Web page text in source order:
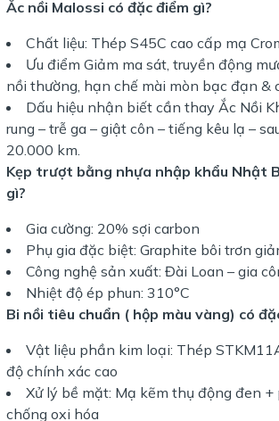
Ắc nồi Malossi có đặc điểm gì?
Chất liệu: Thép S45C cao cấp mạ
Ưu điểm Giảm ma sát, truyền động
nồi thường, hạn chế mài mòn bạc đạn &
Dấu hiệu nhận biết cần thay Ắc Nồi
rung – trễ ga – giật côn – tiếng kêu lạ –
20.000 km.
Kẹp trượt bằng nhựa nhập khẩu Nhật
gì?
Gia cường: 20% sợi carbon
Phụ gia đặc biệt: Graphite bôi trơn
Công nghệ sản xuất: Đài Loan – gia
Nhiệt độ ép phun: 310°C
Bi nồi tiêu chuẩn ( hộp màu vàng) có
Vật liệu phần kim loại: Thép
độ chính xác cao
Xử lý bề mặt: Mạ kẽm thụ động đen +
chống oxi hóa